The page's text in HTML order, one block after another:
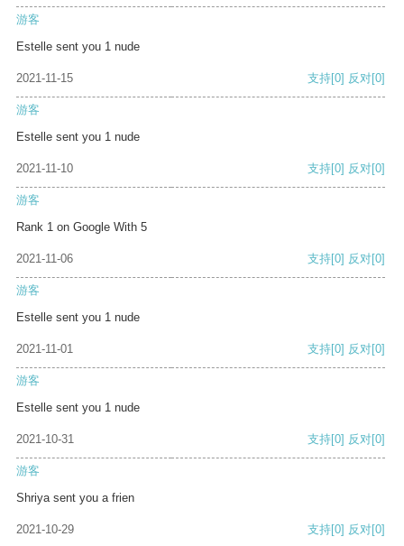
游客
Estelle sent you 1 nude
2021-11-15 支持[0] 反对[0]
游客
Estelle sent you 1 nude
2021-11-10 支持[0] 反对[0]
游客
Rank 1 on Google With 5
2021-11-06 支持[0] 反对[0]
游客
Estelle sent you 1 nude
2021-11-01 支持[0] 反对[0]
游客
Estelle sent you 1 nude
2021-10-31 支持[0] 反对[0]
游客
Shriya sent you a frien
2021-10-29 支持[0] 反对[0]